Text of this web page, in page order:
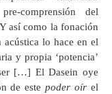
comprensión del
así como la fonación
acústica lo hace en el
y propia ‘potencia’
[…] El Dasein oye
de estepoder oír el